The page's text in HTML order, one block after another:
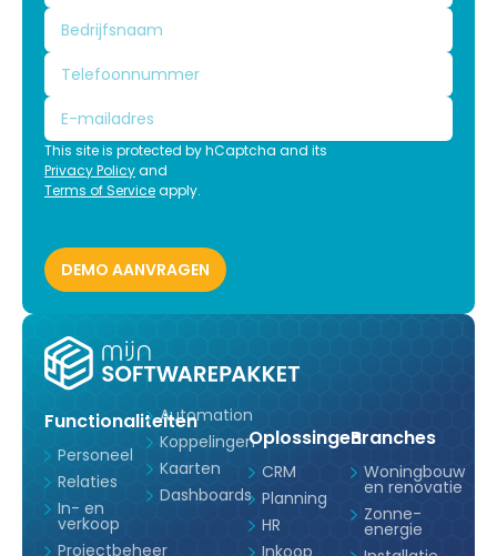
Functionaliteiten
Personeel
Relaties
In- en
verkoop
Projectbeheer
Automation
Koppelingen
Kaarten
Dashboards
Oplossingen
CRM
Planning
HR
Inkoop
Branches
Woningbouw
en renovatie
Zonne-
energie
This site is protected by hCaptcha and its
Privacy Policyand
Terms of Serviceapply.